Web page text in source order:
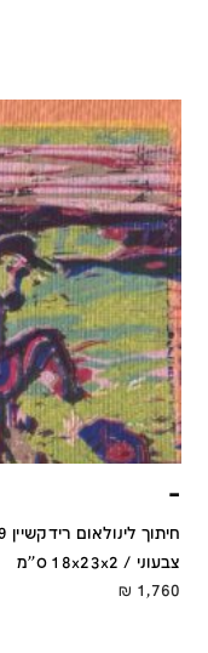
–
צבעוני / 18x23x2 ס''מ
1,760
₪